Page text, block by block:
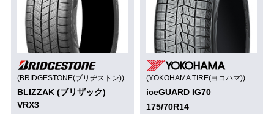
(BRIDGESTONE(ブリヂストン))
BLIZZAK (ブリザック)
VRX3
(YOKOHAMA TIRE(ヨコハマ))
iceGUARD IG70
175/70R14